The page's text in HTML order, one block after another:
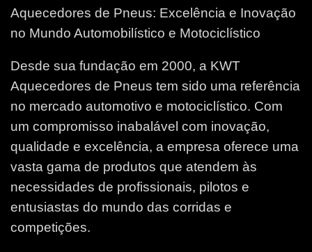
Aquecedores de Pneus: Excelência e Inovação
no Mundo Automobilístico e Motociclístico
Desde sua fundação em 2000, a KWT
Aquecedores de Pneus tem sido uma referência
no mercado automotivo e motociclístico. Com
um compromisso inabalável com inovação,
qualidade e excelência, a empresa oferece uma
vasta gama de produtos que atendem às
necessidades de profissionais, pilotos e
entusiastas do mundo das corridas e
competições.